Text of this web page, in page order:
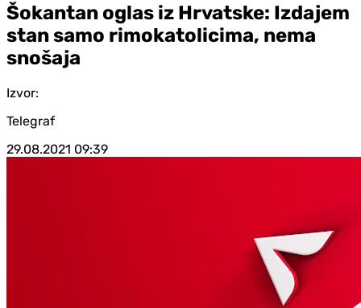
Šokantan oglas iz Hrvatske: Izdajem
stan samo rimokatolicima, nema
snošaja
Izvor:
Telegraf
29.08.2021 09:39